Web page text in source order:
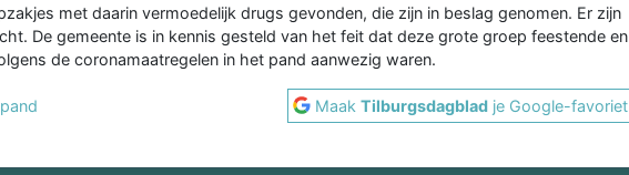
met daarin vermoedelijk drugs gevonden, die zijn in beslag genomen. Er zijn
De gemeente is in kennis gesteld van het feit dat deze grote groep feestende en
de coronamaatregelen in het pand aanwezig waren.
pand MaakTilburgsdagblad je Google-favoriet